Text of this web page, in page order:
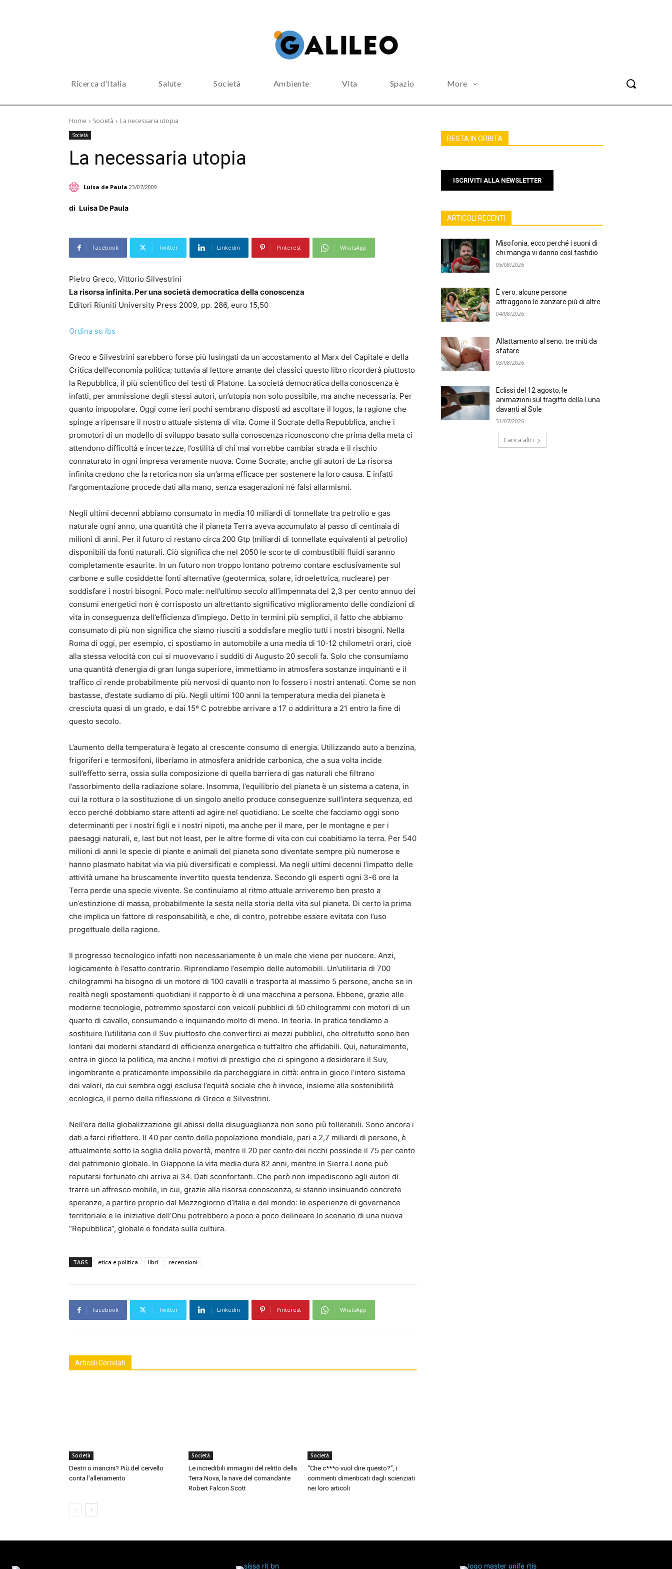
Ricerca d’Italia Salute Società Ambiente Vita Spazio More
Home Società La necessaria utopia
Società
La necessaria utopia
Luisa de Paula 23/07/2009
di Luisa De Paula
Facebook Twitter Linkedin Pinterest WhatsApp
Pietro Greco, Vittorio Silvestrini
La risorsa infinita. Per una società democratica della conoscenza
Editori Riuniti University Press 2009, pp. 286, euro 15,50
Ordina su Ibs
Greco e Silvestrini sarebbero forse più lusingati da un accostamento al Marx del Capitale e della
Critica dell’economia politica; tuttavia al lettore amante dei classici questo libro ricorderà piuttosto
la Repubblica, il più scientifico dei testi di Platone. La società democratica della conoscenza è
infatti, per ammissione degli stessi autori, un’utopia non solo possibile, ma anche necessaria. Per
quanto impopolare. Oggi come ieri pochi sembrano disposti ad ascoltare il logos, la ragione che
spinge a ripensare il nostro attuale sistema di vita. Come il Socrate della Repubblica, anche i
promotori di un modello di sviluppo basato sulla conoscenza riconoscono che prima della meta ci
attendono difficoltà e incertezze, l’ostilità di chi mai vorrebbe cambiar strada e il rischio
connaturato in ogni impresa veramente nuova. Come Socrate, anche gli autori de La risorsa
infinita credono che la retorica non sia un’arma efficace per sostenere la loro causa. E infatti
l’argomentazione procede dati alla mano, senza esagerazioni né falsi allarmismi.
Negli ultimi decenni abbiamo consumato in media 10 miliardi di tonnellate tra petrolio e gas
naturale ogni anno, una quantità che il pianeta Terra aveva accumulato al passo di centinaia di
milioni di anni. Per il futuro ci restano circa 200 Gtp (miliardi di tonnellate equivalenti al petrolio)
disponibili da fonti naturali. Ciò significa che nel 2050 le scorte di combustibili fluidi saranno
completamente esaurite. In un futuro non troppo lontano potremo contare esclusivamente sul
carbone e sulle cosiddette fonti alternative (geotermica, solare, idroelettrica, nucleare) per
soddisfare i nostri bisogni. Poco male: nell’ultimo secolo all’impennata del 2,3 per cento annuo dei
consumi energetici non è corrisposto un altrettanto significativo miglioramento delle condizioni di
vita in conseguenza dell’efficienza d’impiego. Detto in termini più semplici, il fatto che abbiamo
consumato di più non significa che siamo riusciti a soddisfare meglio tutti i nostri bisogni. Nella
Roma di oggi, per esempio, ci spostiamo in automobile a una media di 10-12 chilometri orari, cioè
alla stessa velocità con cui si muovevano i sudditi di Augusto 20 secoli fa. Solo che consumiamo
una quantità d’energia di gran lunga superiore, immettiamo in atmosfera sostanze inquinanti e il
traffico ci rende probabilmente più nervosi di quanto non lo fossero i nostri antenati. Come se non
bastasse, d’estate sudiamo di più. Negli ultimi 100 anni la temperatura media del pianeta è
cresciuta quasi di un grado, e dai 15º C potrebbe arrivare a 17 o addirittura a 21 entro la fine di
questo secolo.
L’aumento della temperatura è legato al crescente consumo di energia. Utilizzando auto a benzina,
frigoriferi e termosifoni, liberiamo in atmosfera anidride carbonica, che a sua volta incide
sull’effetto serra, ossia sulla composizione di quella barriera di gas naturali che filtrano
l’assorbimento della radiazione solare. Insomma, l’equilibrio del pianeta è un sistema a catena, in
cui la rottura o la sostituzione di un singolo anello produce conseguenze sull’intera sequenza, ed
ecco perché dobbiamo stare attenti ad agire nel quotidiano. Le scelte che facciamo oggi sono
determinanti per i nostri figli e i nostri nipoti, ma anche per il mare, per le montagne e per i
paesaggi naturali, e, last but not least, per le altre forme di vita con cui coabitiamo la terra. Per 540
milioni di anni le specie di piante e animali del pianeta sono diventate sempre più numerose e
hanno plasmato habitat via via più diversificati e complessi. Ma negli ultimi decenni l’impatto delle
attività umane ha bruscamente invertito questa tendenza. Secondo gli esperti ogni 3-6 ore la
Terra perde una specie vivente. Se continuiamo al ritmo attuale arriveremo ben presto a
un’estinzione di massa, probabilmente la sesta nella storia della vita sul pianeta. Di certo la prima
che implica un fattore di responsabilità, e che, di contro, potrebbe essere evitata con l’uso
progettuale della ragione.
Il progresso tecnologico infatti non necessariamente è un male che viene per nuocere. Anzi,
logicamente è l’esatto contrario. Riprendiamo l’esempio delle automobili. Un’utilitaria di 700
chilogrammi ha bisogno di un motore di 100 cavalli e trasporta al massimo 5 persone, anche se in
realtà negli spostamenti quotidiani il rapporto è di una macchina a persona. Ebbene, grazie alle
moderne tecnologie, potremmo spostarci con veicoli pubblici di 50 chilogrammi con motori di un
quarto di cavallo, consumando e inquinando molto di meno. In teoria. In pratica tendiamo a
sostituire l’utilitaria con il Suv piuttosto che convertirci ai mezzi pubblici, che oltretutto sono ben
lontani dai moderni standard di efficienza energetica e tutt’altro che affidabili. Qui, naturalmente,
entra in gioco la politica, ma anche i motivi di prestigio che ci spingono a desiderare il Suv,
ingombrante e praticamente impossibile da parcheggiare in città: entra in gioco l’intero sistema
dei valori, da cui sembra oggi esclusa l’equità sociale che è invece, insieme alla sostenibilità
ecologica, il perno della riflessione di Greco e Silvestrini.
Nell’era della globalizzazione gli abissi della disuguaglianza non sono più tollerabili. Sono ancora i
dati a farci riflettere. Il 40 per cento della popolazione mondiale, pari a 2,7 miliardi di persone, è
attualmente sotto la soglia della povertà, mentre il 20 per cento dei ricchi possiede il 75 per cento
del patrimonio globale. In Giappone la vita media dura 82 anni, mentre in Sierra Leone può
reputarsi fortunato chi arriva ai 34. Dati sconfortanti. Che però non impediscono agli autori di
trarre un affresco mobile, in cui, grazie alla risorsa conoscenza, si stanno insinuando concrete
speranze, a partire proprio dal Mezzogiorno d’Italia e del mondo: le esperienze di governance
territoriale e le iniziative dell’Onu potrebbero a poco a poco delineare lo scenario di una nuova
“Repubblica”, globale e fondata sulla cultura.
TAGS etica e politica libri recensioni
Facebook Twitter Linkedin Pinterest WhatsApp
Articoli Correlati
Società
Destri o mancini? Più del cervello
conta l’allenamento
Società
Le incredibili immagini del relitto della
Terra Nova, la nave del comandante
Robert Falcon Scott
Società
“Che c***o vuol dire questo?”, i
commenti dimenticati dagli scienziati
nei loro articoli
RESTA IN ORBITA
ISCRIVITI ALLA NEWSLETTER
ARTICOLI RECENTI
Misofonia, ecco perché i suoni di
chi mangia vi danno così fastidio
05/08/2026
È vero: alcune persone
attraggono le zanzare più di altre
04/08/2026
Allattamento al seno: tre miti da
sfatare
03/08/2026
Eclissi del 12 agosto, le
animazioni sul tragitto della Luna
davanti al Sole
31/07/2026
Carica altri